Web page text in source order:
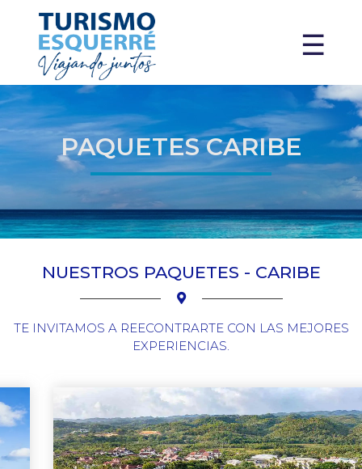
☰
X
PAQUETES CARIBE
NUESTROS PAQUETES - CARIBE
TE INVITAMOS A REECONTRARTE CON LAS MEJORES
EXPERIENCIAS.